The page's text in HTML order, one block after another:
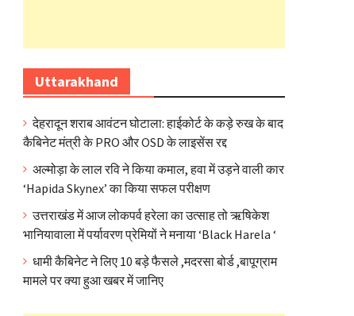
Uttarakhand
देहरादून शराब आवंटन घोटाला: हाईकोर्ट के कड़े रुख के बाद
कैबिनेट मंत्री के PRO और OSD के लाइसेंस रद्द
अल्मोड़ा के लाल रवि ने किया कमाल, हवा में उड़ने वाली कार
‘Hapida Skynex’ का किया सफल परीक्षण
उत्तराखंड में आज लोकपर्व हरेला का उत्साह तो ऋषिकेश
भानियावाला में पर्यावरण प्रेमियों ने मनाया ‘Black Harela ‘
धामी कैबिनेट ने लिए 10 बड़े फैसले ,मदरसा बोर्ड ,बापूग्राम
मामले पर क्या हुआ खबर में जानिए